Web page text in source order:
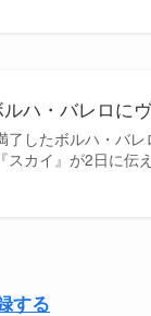
ハ・バレロに
了したボルハ・バ
スカイ』が2日に伝
する